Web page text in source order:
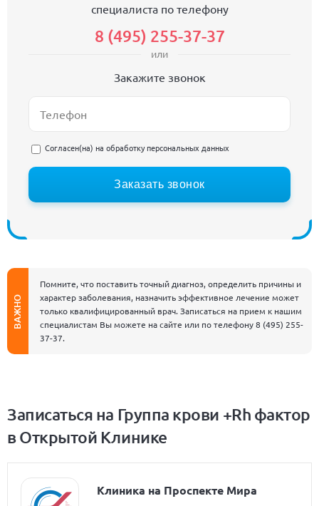
специалиста по телефону
8 (495) 255-37-37
или
Закажите звонок
Согласен(на) на обработку персональных данных
Заказать звонок
ВАЖНО
Помните, что поставить точный диагноз, определить причины и
характер заболевания, назначить эффективное лечение может
только квалифицированный врач. Записаться на прием к нашим
специалистам Вы можете на сайте или по телефону8 (495) 255-
37-37.
Записаться на Группа крови +Rh фактор
в Открытой Клинике
Клиника на Проспекте Мира